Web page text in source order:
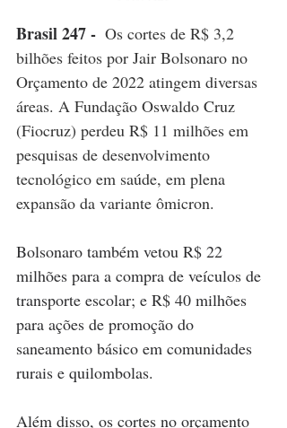
Brasil 247 - Os cortes de R$ 3,2
bilhões feitos por Jair Bolsonaro no
Orçamento de 2022 atingem diversas
áreas. A Fundação Oswaldo Cruz
(Fiocruz) perdeu R$ 11 milhões em
pesquisas de desenvolvimento
tecnológico em saúde, em plena
expansão da variante ômicron.
Bolsonaro também vetou R$ 22
milhões para a compra de veículos de
transporte escolar; e R$ 40 milhões
para ações de promoção do
saneamento básico em comunidades
rurais e quilombolas.
Além disso, os cortes no orçamento